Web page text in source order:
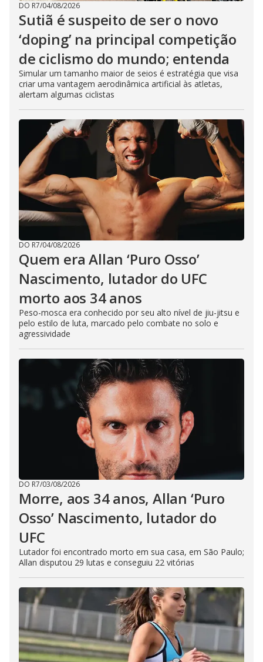
DO R7/04/08/2026
Sutiã é suspeito de ser o novo
‘doping’ na principal competição
de ciclismo do mundo; entenda
Simular um tamanho maior de seios é estratégia que visa
criar uma vantagem aerodinâmica artificial às atletas,
alertam algumas ciclistas
DO R7/04/08/2026
Quem era Allan ‘Puro Osso’
Nascimento, lutador do UFC
morto aos 34 anos
Peso-mosca era conhecido por seu alto nível de jiu-jitsu e
pelo estilo de luta, marcado pelo combate no solo e
agressividade
DO R7/03/08/2026
Morre, aos 34 anos, Allan ‘Puro
Osso’ Nascimento, lutador do
UFC
Lutador foi encontrado morto em sua casa, em São Paulo;
Allan disputou 29 lutas e conseguiu 22 vitórias